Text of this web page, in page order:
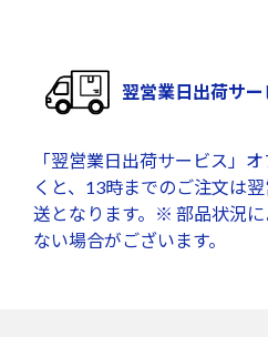
翌営業日出荷サー
「翌営業日出荷サービス」
くと、13時までのご注文は
送となります。※ 部品状況
ない場合がございます。